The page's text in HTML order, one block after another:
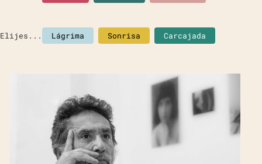
Elijes... Lágrima Sonrisa Carcajada